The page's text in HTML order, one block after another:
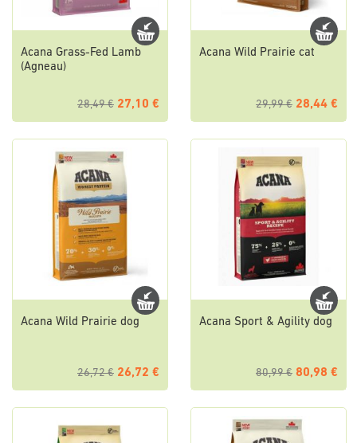
Acana Grass-Fed Lamb
(Agneau)
28,49 € 27,10 €
Acana Wild Prairie cat
29,99 € 28,44 €
Acana Wild Prairie dog
26,72 € 26,72 €
Acana Sport & Agility dog
80,99 € 80,98 €